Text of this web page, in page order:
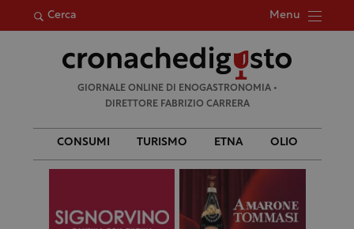
Cerca Menu
per:
GIORNALE ONLINE DI ENOGASTRONOMIA •
DIRETTORE FABRIZIO CARRERA
CONSUMI TURISMO ETNA OLIO